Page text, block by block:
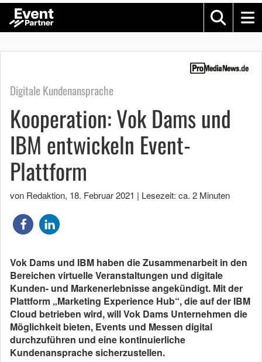
Digitale Kundenansprache
Kooperation: Vok Dams und
IBM entwickeln Event-
Plattform
von Redaktion, 18. Februar 2021 | Lesezeit: ca. 2 Minuten
Vok Dams und IBM haben die Zusammenarbeit in den
Bereichen virtuelle Veranstaltungen und digitale
Kunden- und Markenerlebnisse angekündigt. Mit der
Plattform „Marketing Experience Hub“, die auf der IBM
Cloud betrieben wird, will Vok Dams Unternehmen die
Möglichkeit bieten, Events und Messen digital
durchzuführen und eine kontinuierliche
Kundenansprache sicherzustellen.